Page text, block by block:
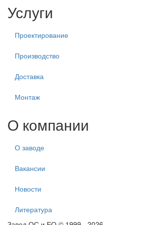
Услуги
Проектирование
Производство
Доставка
Монтаж
О компании
О заводе
Вакансии
Новости
Литература